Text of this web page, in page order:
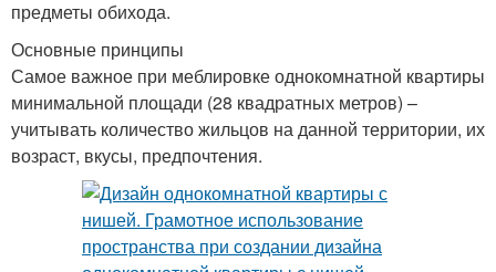
предметы обихода.
Основные принципы
Самое важное при меблировке однокомнатной квартиры
минимальной площади (28 квадратных метров) –
учитывать количество жильцов на данной территории, их
возраст, вкусы, предпочтения.